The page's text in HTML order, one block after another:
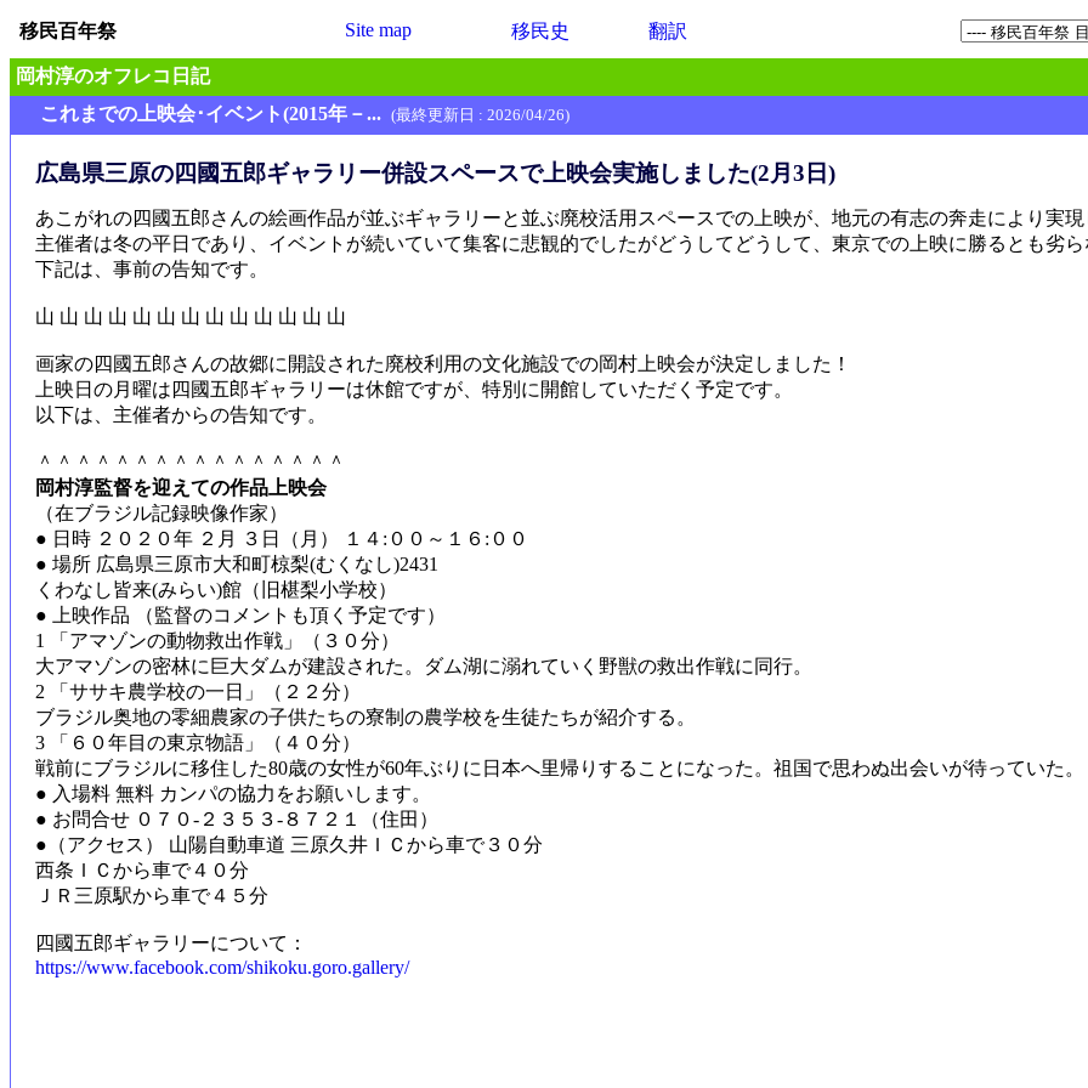
移民百年祭 Site map 移民史 翻訳
岡村淳のオフレコ日記
これまでの上映会･イベント(2015年－... (最終更新日 : 2026/04/26)
広島県三原の四國五郎ギャラリー併設スペースで上映会実施しました(2月3日)
あこがれの四國五郎さんの絵画作品が並ぶギャラリーと並ぶ廃校活用スペースでの上映が、地元の有志の奔走により実現
主催者は冬の平日であり、イベントが続いていて集客に悲観的でしたがどうしてどうして、東京での上映に勝るとも劣
下記は、事前の告知です。
山 山 山 山 山 山 山 山 山 山 山 山 山
画家の四國五郎さんの故郷に開設された廃校利用の文化施設での岡村上映会が決定しました！
上映日の月曜は四國五郎ギャラリーは休館ですが、特別に開館していただく予定です。
以下は、主催者からの告知です。
＾＾＾＾＾＾＾＾＾＾＾＾＾＾＾＾
岡村淳監督を迎えての作品上映会
（在ブラジル記録映像作家）
● 日時 ２０２０年 ２月 ３日（月） １４:００～１６:００
● 場所 広島県三原市大和町椋梨(むくなし)2431
くわなし皆来(みらい)館（旧椹梨小学校）
● 上映作品 （監督のコメントも頂く予定です）
1 「アマゾンの動物救出作戦」（３０分）
大アマゾンの密林に巨大ダムが建設された。ダム湖に溺れていく野獣の救出作戦に同行。
2 「ササキ農学校の一日」（２２分）
ブラジル奥地の零細農家の子供たちの寮制の農学校を生徒たちが紹介する。
3 「６０年目の東京物語」（４０分）
戦前にブラジルに移住した80歳の女性が60年ぶりに日本へ里帰りすることになった。祖国で思わぬ出会いが待っていた。
● 入場料 無料 カンパの協力をお願いします。
● お問合せ ０７０-２３５３-８７２１（住田）
●（アクセス） 山陽自動車道 三原久井ＩＣから車で３０分
西条ＩＣから車で４０分
ＪＲ三原駅から車で４５分
四國五郎ギャラリーについて：
https://www.facebook.com/shikoku.goro.gallery/